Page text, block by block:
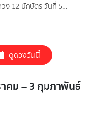
ง 12 นักษัตร วันที่ 5
ดูดวงวันนี้
คม – 3 กุมภาพันธ์